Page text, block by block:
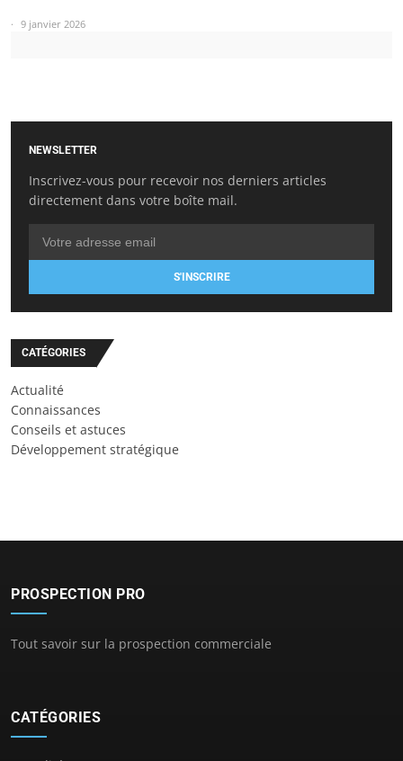
9 janvier 2026
NEWSLETTER
Inscrivez-vous pour recevoir nos derniers articles
directement dans votre boîte mail.
S'INSCRIRE
CATÉGORIES
Actualité
Connaissances
Conseils et astuces
Développement stratégique
PROSPECTION PRO
Tout savoir sur la prospection commerciale
CATÉGORIES